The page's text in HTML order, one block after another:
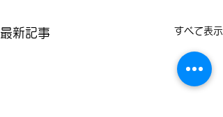
最新記事 すべて表示